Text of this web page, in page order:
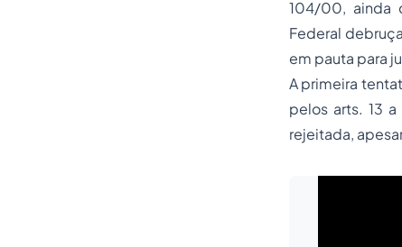
104/00, ainda
Federal
em pauta para
A primeira
pelos arts. 13
rejeitada,